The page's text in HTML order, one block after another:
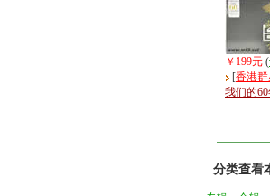
￥199元 (
[香港群
我们的
分类查看